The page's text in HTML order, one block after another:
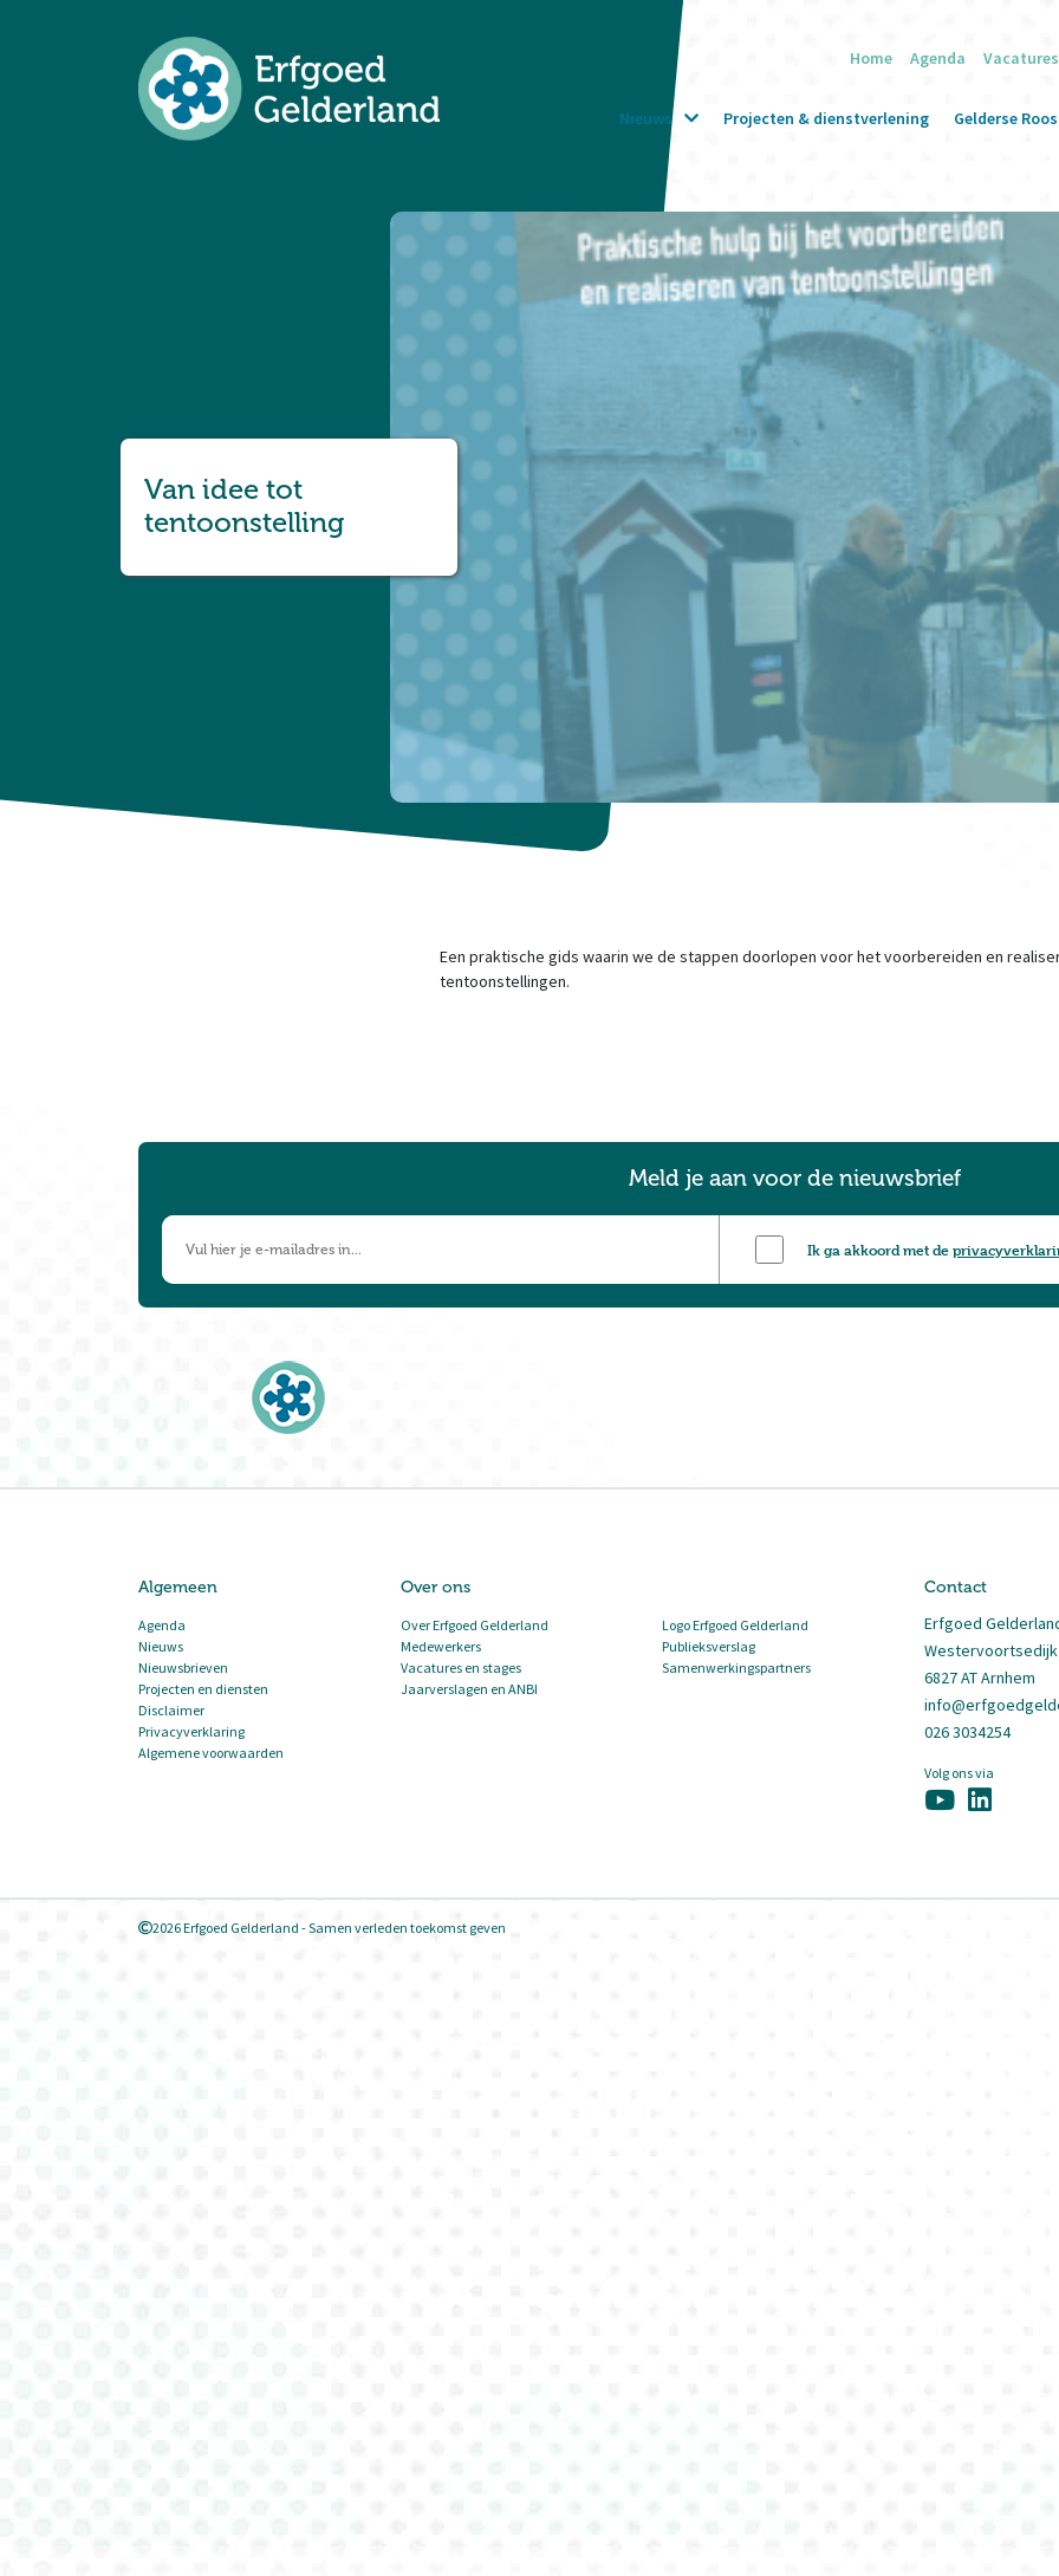
Home Agenda Vacatures
Nieuws Projecten & dienstverlening Gelderse
Van idee tot
tentoonstelling
Een praktische gids waarin we de stappen doorlopen voor het voorbereiden en
tentoonstellingen.
Meld je aan voor de nieuwsbrief
Ik ga akkoord met de
Algemeen
Agenda
Nieuws
Nieuwsbrieven
Projecten en diensten
Disclaimer
Privacyverklaring
Algemene voorwaarden
Over ons
Over Erfgoed Gelderland
Medewerkers
Vacatures en stages
Jaarverslagen en ANBI
Logo Erfgoed Gelderland
Publieksverslag
Samenwerkingspartners
Contact
Erfgoed
Westervoortsedijk
6827 AT Arnhem
026 3034254
Volg ons via
2026 Erfgoed Gelderland - Samen verleden toekomst geven